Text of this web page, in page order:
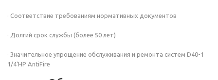
· Соответствие требованиям нормативных документов
· Долгий срок службы (более 50 лет)
· Значительное упрощение обслуживания и ремонта систем D40-1
1/4'НР AntiFire